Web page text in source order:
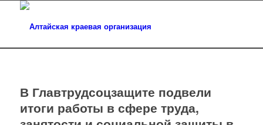
В Главтрудсоцзащите подвели
итоги работы в сфере труда,